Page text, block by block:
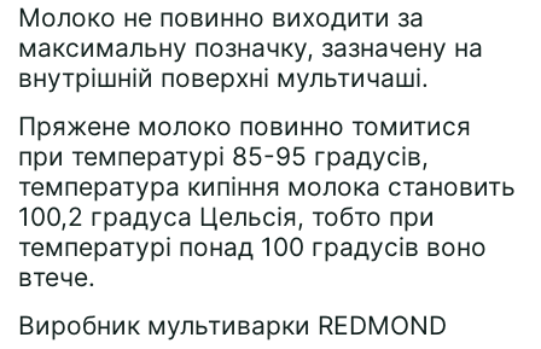
Молоко не повинно виходити за
максимальну позначку, зазначену на
внутрішній поверхні мультичаші.
Пряжене молоко повинно томитися
при температурі 85-95 градусів,
температура кипіння молока становить
100,2 градуса Цельсія, тобто при
температурі понад 100 градусів воно
втече.
Виробник мультиварки REDMOND